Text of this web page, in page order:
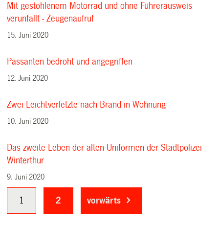
Mit gestohlenem Motorrad und ohne Führerausweis
verunfallt - Zeugenaufruf
15. Juni 2020
Passanten bedroht und angegriffen
12. Juni 2020
Zwei Leichtverletzte nach Brand in Wohnung
10. Juni 2020
Das zweite Leben der alten Uniformen der Stadtpolizei
Winterthur
9. Juni 2020
1 2 vorwärts